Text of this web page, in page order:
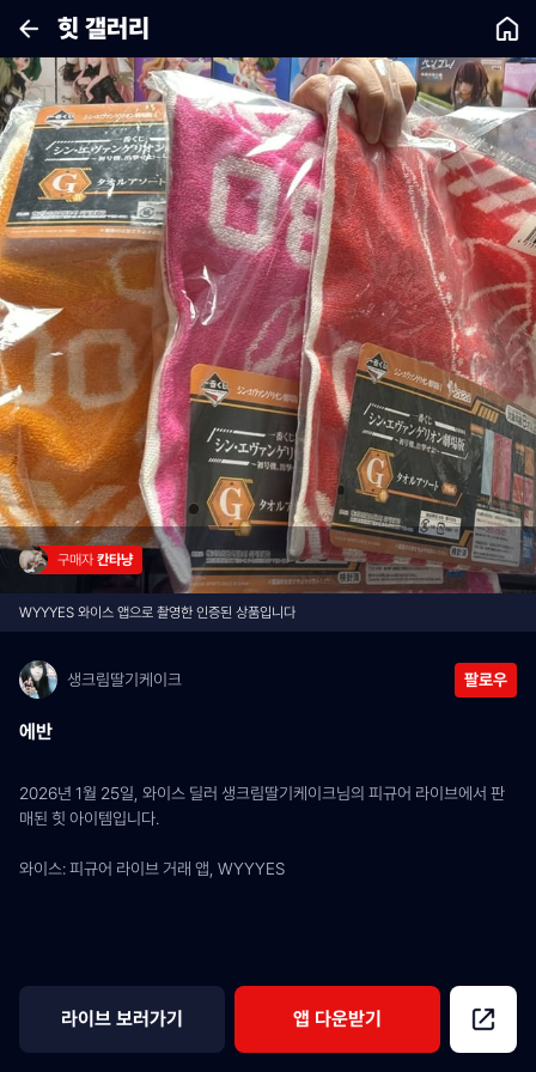
힛 갤러리
구매자 칸타냥
WYYYES 와이스 앱으로 촬영한 인증된 상품입니다
생크림딸기케이크 팔로우
에반
2026년 1월 25일, 와이스 딜러 생크림딸기케이크님의 피규어 라이브에서 판
매된 힛 아이템입니다.
와이스: 피규어 라이브 거래 앱, WYYYES
라이브 보러가기 앱 다운받기